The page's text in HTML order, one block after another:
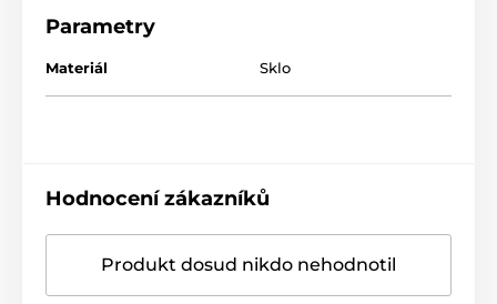
Parametry
Materiál Sklo
Hodnocení zákazníků
Produkt dosud nikdo nehodnotil